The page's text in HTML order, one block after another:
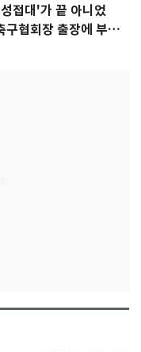
접대'가 끝 아니었
협회장 출장에 부인